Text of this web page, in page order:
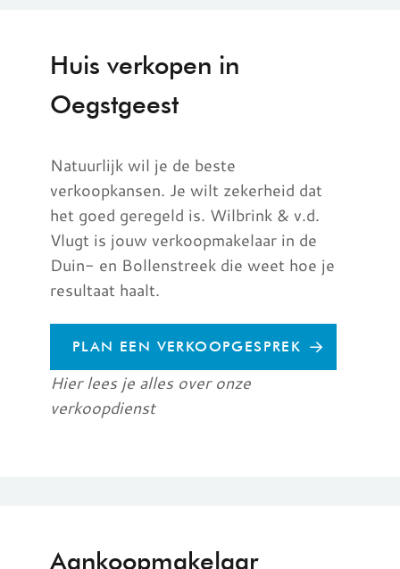
Huis verkopen in
Oegstgeest
Natuurlijk wil je de beste
verkoopkansen. Je wilt zekerheid dat
het goed geregeld is. Wilbrink & v.d.
Vlugt is jouw verkoopmakelaar in de
Duin- en Bollenstreek die weet hoe je
resultaat haalt.
PLAN EEN VERKOOPGESPREK
Hier lees je alles over onze
verkoopdienst
Aankoopmakelaar